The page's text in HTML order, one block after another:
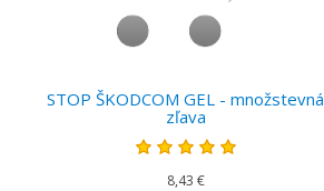
STOP ŠKODCOM GEL - množstevná
zľava
8,43 €